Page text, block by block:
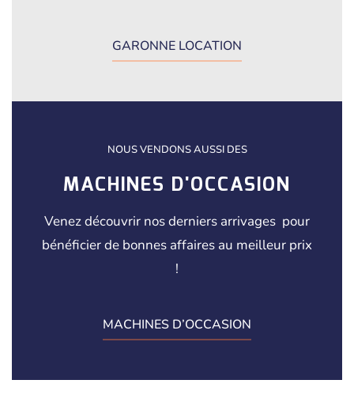
GARONNE LOCATION
NOUS VENDONS AUSSI DES
MACHINES D'OCCASION
Venez découvrir nos derniers arrivages pour
bénéficier de bonnes affaires au meilleur prix
!
MACHINES D’OCCASION